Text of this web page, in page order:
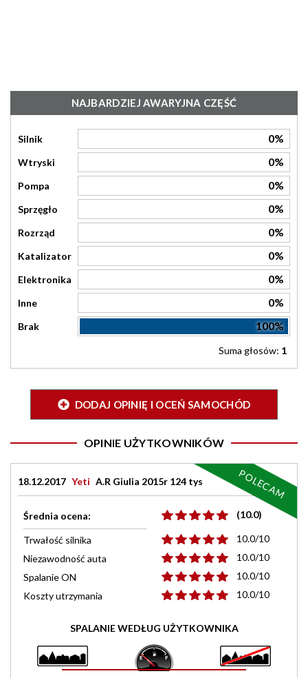
NAJBARDZIEJ AWARYJNA CZĘŚĆ
Silnik 0%
Wtryski 0%
Pompa 0%
Sprzęgło 0%
Rozrząd 0%
Katalizator 0%
Elektronika 0%
Inne 0%
Brak 100%
Suma głosów: 1
DODAJ OPINIĘ I OCEŃ SAMOCHÓD
OPINIE UŻYTKOWNIKÓW
18.12.2017 Yeti A.R Giulia 2015r 124 tys
Średnia ocena: (10.0)
Trwałość silnika
10.0/10
Niezawodność auta
10.0/10
Spalanie ON
10.0/10
Koszty utrzymania
10.0/10
SPALANIE WEDŁUG UŻYTKOWNIKA
POLECAM